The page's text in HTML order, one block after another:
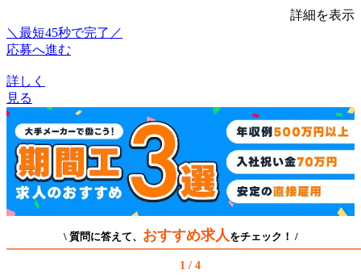
詳細を表示
＼最短45秒で完了／
応募へ進む
詳しく
見る
\ 質問に答えて、 おすすめ求人 をチェック！ /
1 / 4